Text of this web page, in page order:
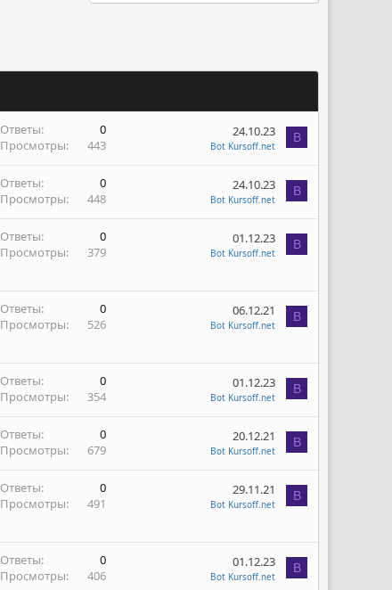
Ответы
0
Просмотры
443
24.10.23
Bot Kursoff.net
B
Ответы
0
Просмотры
448
24.10.23
Bot Kursoff.net
B
Ответы
0
Просмотры
379
01.12.23
Bot Kursoff.net
B
Ответы
0
Просмотры
526
06.12.21
Bot Kursoff.net
B
Ответы
0
Просмотры
354
01.12.23
Bot Kursoff.net
B
Ответы
0
Просмотры
679
20.12.21
Bot Kursoff.net
B
Ответы
0
Просмотры
491
29.11.21
Bot Kursoff.net
B
Ответы
0
Просмотры
406
01.12.23
Bot Kursoff.net
B